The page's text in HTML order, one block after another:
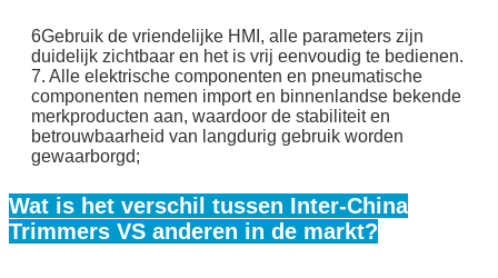
6Gebruik de vriendelijke HMI, alle parameters zijn
duidelijk zichtbaar en het is vrij eenvoudig te bedienen.
7. Alle elektrische componenten en pneumatische
componenten nemen import en binnenlandse bekende
merkproducten aan, waardoor de stabiliteit en
betrouwbaarheid van langdurig gebruik worden
gewaarborgd;
Wat is het verschil tussen Inter-China
Trimmers VS anderen in de markt?